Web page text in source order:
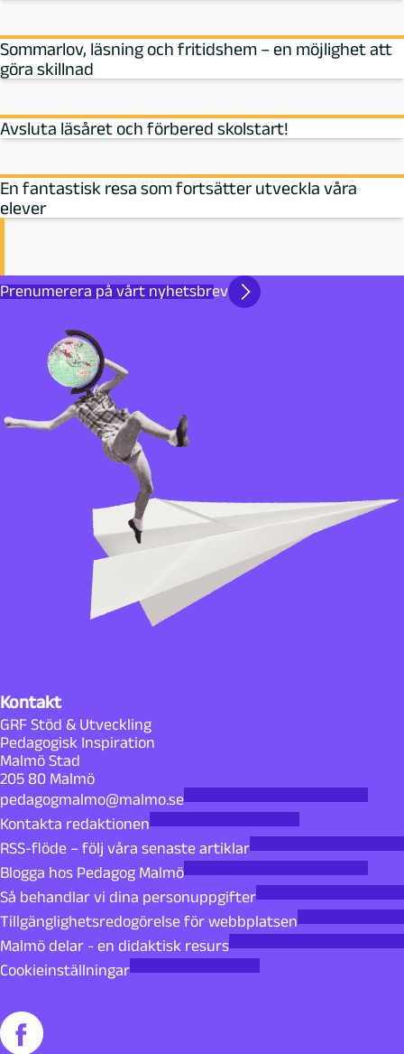
Sommarlov, läsning och fritidshem – en möjlighet att
göra skillnad
Avsluta läsåret och förbered skolstart!
En fantastisk resa som fortsätter utveckla våra
elever
Prenumerera på vårt nyhetsbrev
Kontakt
GRF Stöd & Utveckling
Pedagogisk Inspiration
Malmö Stad
205 80 Malmö
pedagogmalmo@malmo.se
Kontakta redaktionen
RSS-flöde – följ våra senaste artiklar
Blogga hos Pedagog Malmö
Så behandlar vi dina personuppgifter
Tillgänglighetsredogörelse för webbplatsen
Malmö delar - en didaktisk resurs
Cookieinställningar